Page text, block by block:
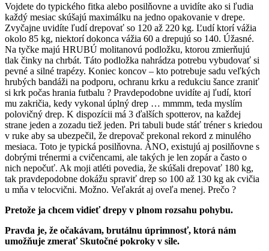
Vojdete do typického fitka alebo posilňovne a uvidíte ako si ľudia
každý mesiac skúšajú maximálku na jedno opakovanie v drepe.
Zvyčajne uvidíte ľudí drepovať so 120 až 220 kg. Ľudí ktorí vážia
okolo 85 kg, niektorí dokonca vážia 60 a drepujú so 140. Úžasné.
Na tyčke majú HRUBÚ molitanovú podložku, ktorou zmierňujú
tlak činky na chrbát. Táto podložka nahrádza potrebu vybudovať si
pevné a silné trapézy. Koniec koncov – kto potrebuje sadu veľkých
hrubých bandáži na podporu, ochranu krku a redukciu šance zraniť
si krk počas hrania futbalu ? Pravdepodobne uvidíte aj ľudí, ktorí
mu zakričia, kedy vykonal úplný drep … mmmm, teda myslím
polovičný drep. K dispozícii má 3 ďalších spotterov, na každej
strane jeden a zozadu tiež jeden. Pri tabuli bude stáť tréner s kriedou
v ruke aby sa ubezpečil, že drepovač prekonal rekord z minulého
mesiaca. Toto je typická posilňovna. ÁNO, existujú aj posilňovne s
dobrými trénermi a cvičencami, ale takých je len zopár a často o
nich nepočuť. Ak moji atléti povedia, že skúšali drepovať 180 kg,
tak pravdepodobne dokážu spraviť drep so 100 až 130 kg ak cvičia
u mňa v telocvični. Možno. Veľakrát aj oveľa menej. Prečo ?
Pretože ja chcem vidieť drepy v plnom rozsahu pohybu.
Pravda je, že očakávam, brutálnu úprimnosť, ktorá nám
umožňuje zmerať Skutočné pokroky v sile.